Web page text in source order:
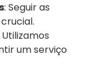
: Seguir as
Utilizamos
um serviço